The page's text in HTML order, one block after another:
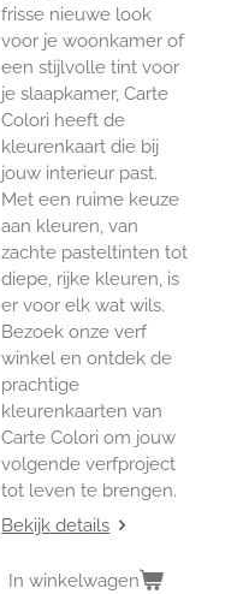
frisse nieuwe look
voor je woonkamer of
een stijlvolle tint voor
je slaapkamer, Carte
Colori heeft de
kleurenkaart die bij
jouw interieur past.
Met een ruime keuze
aan kleuren, van
zachte pasteltinten tot
diepe, rijke kleuren, is
er voor elk wat wils.
Bezoek onze verf
winkel en ontdek de
prachtige
kleurenkaarten van
Carte Colori om jouw
volgende verfproject
tot leven te brengen.
Bekijk details
In winkelwagen